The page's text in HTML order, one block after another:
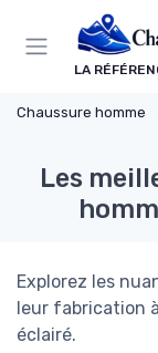
LA
Chaussure homme
Les
Explorez les
leur fabrication
éclairé.
Panneau de